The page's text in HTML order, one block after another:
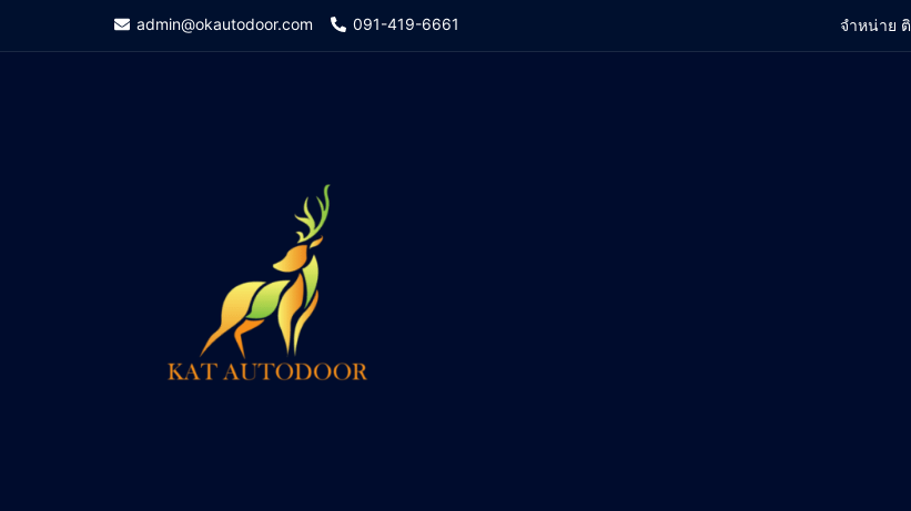
admin@okautodoor.com 091-419-6661 จำหน่าย